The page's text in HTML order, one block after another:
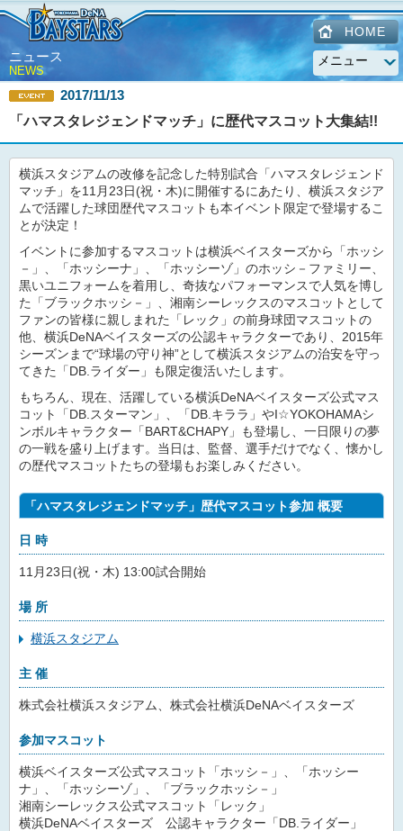
HOME
ニュース
NEWS
2017/11/13
「ハマスタレジェンドマッチ」に歴代マスコット大集結!!
横浜スタジアムの改修を記念した特別試合「ハマスタレジェンド
マッチ」を11月23日(祝・木)に開催するにあたり、横浜スタジア
ムで活躍した球団歴代マスコットも本イベント限定で登場するこ
とが決定！
イベントに参加するマスコットは横浜ベイスターズから「ホッシ
－」、「ホッシーナ」、「ホッシーゾ」のホッシ－ファミリー、
黒いユニフォームを着用し、奇抜なパフォーマンスで人気を博し
た「ブラックホッシ－」、湘南シーレックスのマスコットとして
ファンの皆様に親しまれた「レック」の前身球団マスコットの
他、横浜DeNAベイスターズの公認キャラクターであり、2015年
シーズンまで“球場の守り神”として横浜スタジアムの治安を守っ
てきた「DB.ライダー」も限定復活いたします。
もちろん、現在、活躍している横浜DeNAベイスターズ公式マス
コット「DB.スターマン」、「DB.キララ」やI☆YOKOHAMAシ
ンボルキャラクター「BART&CHAPY」も登場し、一日限りの夢
の一戦を盛り上げます。当日は、監督、選手だけでなく、懐かし
の歴代マスコットたちの登場もお楽しみください。
「ハマスタレジェンドマッチ」歴代マスコット参加 概要
日 時
11月23日(祝・木) 13:00試合開始
場 所
横浜スタジアム
主 催
株式会社横浜スタジアム、株式会社横浜DeNAベイスターズ
参加マスコット
横浜ベイスターズ公式マスコット「ホッシ－」、「ホッシー
ナ」、「ホッシーゾ」、「ブラックホッシ－」
湘南シーレックス公式マスコット「レック」
横浜DeNAベイスターズ 公認キャラクター「DB.ライダー」